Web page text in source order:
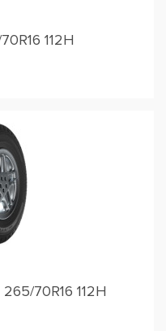
112H
70R16 112H